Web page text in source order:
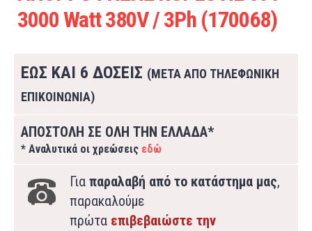
3000 Watt 380V / 3Ph (170068)
ΕΩΣ ΚΑΙ 6 ΔΟΣΕΙΣ (ΜΕΤΑ ΑΠΟ ΤΗΛΕΦΩΝΙΚΗ
ΕΠΙΚΟΙΝΩΝΙΑ)
ΑΠΟΣΤΟΛΗ ΣΕ ΟΛΗ ΤΗΝ ΕΛΛΑΔΑ*
* Αναλυτικά οι χρεώσεις εδώ
Για παραλαβή από το κατάστημα μας,
παρακαλούμε
πρώτα επιβεβαιώστε την